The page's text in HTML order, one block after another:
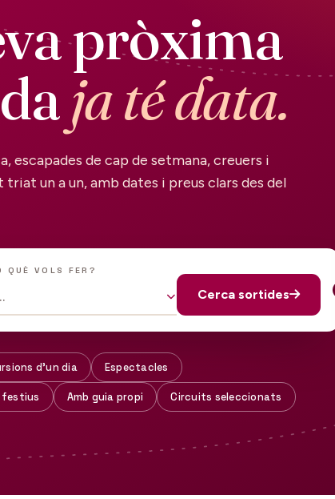
pròxima
ja té data.
escapades de cap de setmana, creuers i
un a un, amb dates i preus clars des del
QUÈ VOLS FER?
Cerca sortides
d'un dia Espectacles
festius Amb guia propi Circuits seleccionats